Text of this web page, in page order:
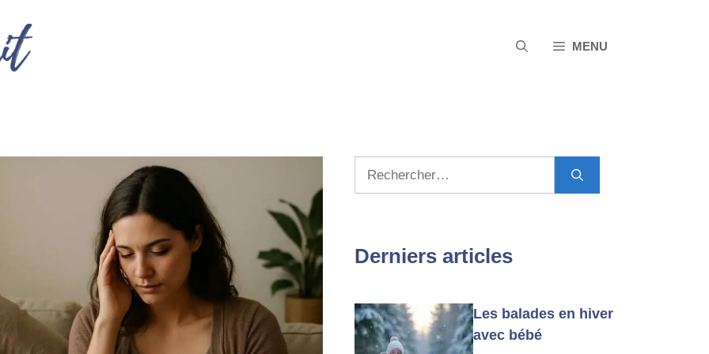
MENU
Derniers articles
Les balades en hiver
avec bébé